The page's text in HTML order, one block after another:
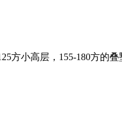
方小高层，155-180方的